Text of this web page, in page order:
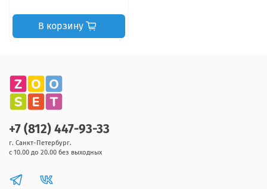
В корзину
+7 (812) 447-93-33
г. Санкт-Петербург.
с 10.00 до 20.00 без выходных